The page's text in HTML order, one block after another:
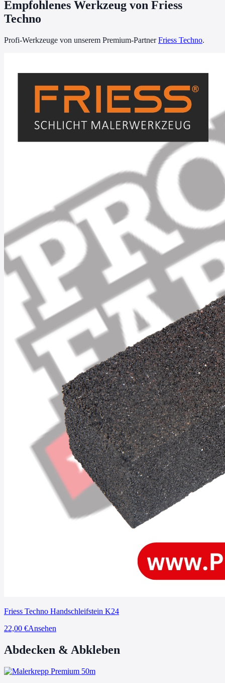
Empfohlenes Werkzeug von Friess
Techno
Profi-Werkzeuge von unserem Premium-Partner Friess Techno.
Friess Techno Handschleifstein K24
22,00 €Ansehen
Abdecken & Abkleben